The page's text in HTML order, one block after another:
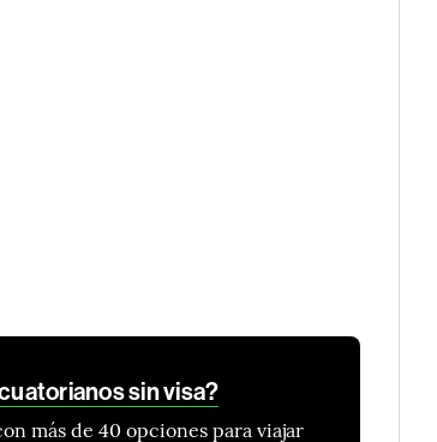
sin visa?
más de 40 opciones para viajar